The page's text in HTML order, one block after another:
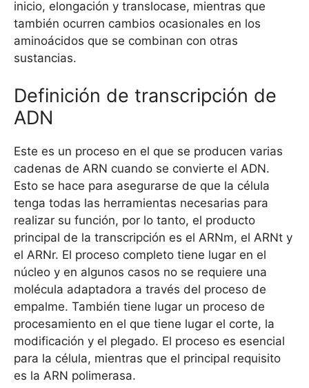
inicio, elongación y translocase, mientras que
también ocurren cambios ocasionales en los
aminoácidos que se combinan con otras
sustancias.
Definición de transcripción de
ADN
Este es un proceso en el que se producen varias
cadenas de ARN cuando se convierte el ADN.
Esto se hace para asegurarse de que la célula
tenga todas las herramientas necesarias para
realizar su función, por lo tanto, el producto
principal de la transcripción es el ARNm, el ARNt y
el ARNr. El proceso completo tiene lugar en el
núcleo y en algunos casos no se requiere una
molécula adaptadora a través del proceso de
empalme. También tiene lugar un proceso de
procesamiento en el que tiene lugar el corte, la
modificación y el plegado. El proceso es esencial
para la célula, mientras que el principal requisito
es la ARN polimerasa.